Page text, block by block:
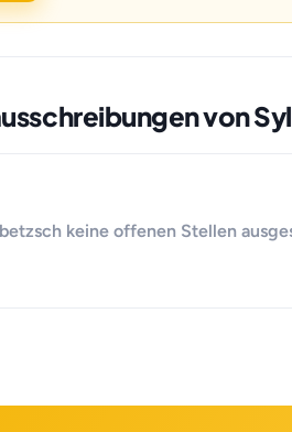
von
keine offenen Stellen